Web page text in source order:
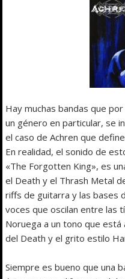
Hay muchas bandas que
un género en particular, se
el caso de Achren que
En realidad, el sonido de
«The Forgotten King», es
el Death y el Thrash Metal
riffs de guitarra y las bases
voces que oscilan entre las
Noruega a un tono que
del Death y el grito estilo
Siempre es bueno que una